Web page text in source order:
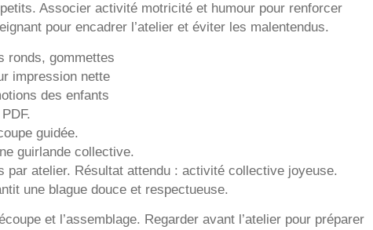
Associer activité motricité et humour pour renforcer
pour encadrer l’atelier et éviter les malentendus.
ronds, gommettes
impression nette
des enfants
guidée.
guirlande collective.
par atelier. Résultat attendu : activité collective joyeuse.
une blague douce et respectueuse.
et l’assemblage. Regarder avant l’atelier pour préparer